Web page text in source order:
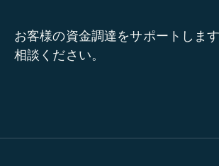
お客様の資金調達をサポートしま
相談ください。